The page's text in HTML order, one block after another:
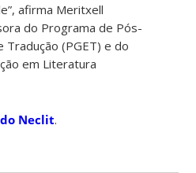
afirma Meritxell
do Programa de Pós-
Tradução (PGET) e do
em Literatura
Neclit.